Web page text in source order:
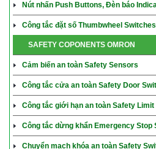
Nút nhấn Push Buttons, Đèn báo
Công tắc đặt số Thumbwheel Switches
SAFETY COPONENTS OMRON
Cảm biến an toàn Safety Sensors
Công tắc cửa an toàn Safety Door
Công tắc giới hạn an toàn Safety Limit
Công tắc dừng khẩn Emergency Stop
Chuyển mạch khóa an toàn Safety